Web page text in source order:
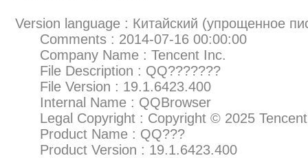
Version language : Китайский (упрощенное
Comments : 2014-07-16 00:00:00
Company Name : Tencent Inc.
File Description : QQ???????
File Version : 19.1.6423.400
Internal Name : QQBrowser
Legal Copyright : Copyright © 2025
Product Name : QQ???
Product Version : 19.1.6423.400